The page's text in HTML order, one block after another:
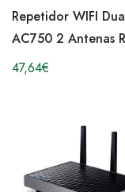
Repetidor WIFI
AC750 2 Antenas
47,64€